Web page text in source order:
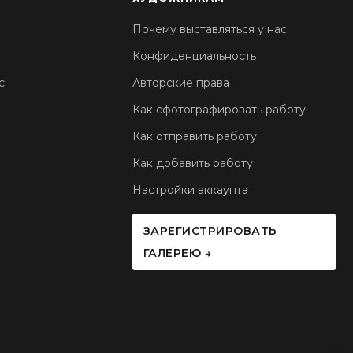
Почему выставляться у нас
Конфиденциальность
Авторские права
Как сфотографировать работу
Как отправить работу
Как добавить работу
Настройки аккаунта
ЗАРЕГИСТРИРОВАТЬ
ГАЛЕРЕЮ →